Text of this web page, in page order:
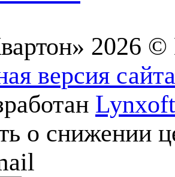
2026 ©
версия сайта
Lynxoft
о снижении